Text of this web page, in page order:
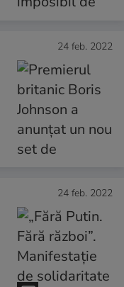
24 feb. 2022
24 feb. 2022